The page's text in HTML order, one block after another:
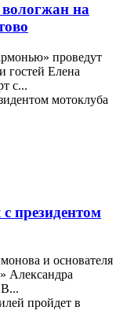
на
проведут
гостей Елена
с...
президентом
и основателя
Александра
В...